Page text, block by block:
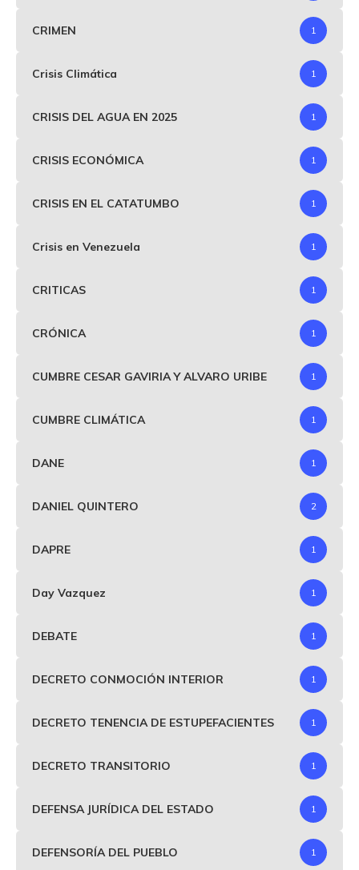
CRIMEN 1
Crisis Climática 1
CRISIS DEL AGUA EN 2025 1
CRISIS ECONÓMICA 1
CRISIS EN EL CATATUMBO 1
Crisis en Venezuela 1
CRITICAS 1
CRÓNICA 1
CUMBRE CESAR GAVIRIA Y ALVARO URIBE 1
CUMBRE CLIMÁTICA 1
DANE 1
DANIEL QUINTERO 2
DAPRE 1
Day Vazquez 1
DEBATE 1
DECRETO CONMOCIÓN INTERIOR 1
DECRETO TENENCIA DE ESTUPEFACIENTES 1
DECRETO TRANSITORIO 1
DEFENSA JURÍDICA DEL ESTADO 1
DEFENSORÍA DEL PUEBLO 1